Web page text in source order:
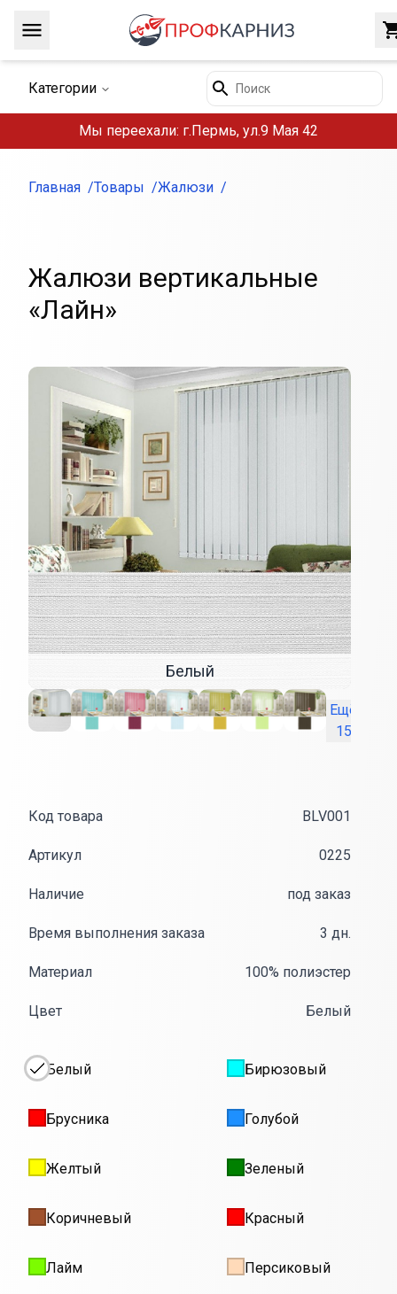
Навигация
Категории Поиск
Мы переехали: г.Пермь, ул.9 Мая 42
Главная Товары Жалюзи
Жалюзи вертикальные
«Лайн»
Внешний вид
Белый
Ещё
15
Код товара BLV001
Артикул 0225
Наличие под заказ
Время выполнения заказа 3 дн.
Материал 100% полиэстер
Цвет Белый
Белый Бирюзовый
Брусника Голубой
Желтый Зеленый
Коричневый Красный
Лайм Персиковый